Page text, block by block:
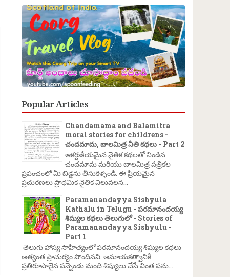
Popular Articles
Chandamama and Balamitra
moral stories for childrens -
చందమామ, బాలమిత్ర నీతి కథలు - Part 2
ఆకర్షణీయమైన నైతిక కథలతో నిండిన
చందమామ మరియు బాలమిత్ర పత్రికల
ప్రపంచంలో మీ బిడ్డను తీసుకెళ్ళండి. ఈ ప్రియమైన
ప్రచురణలు ప్రాథమిక నైతిక విలువలన...
Paramanandayya Sishyula
Kathalu in Telugu - పరమానందయ్య
శిష్యుల కథలు తెలుగులో - Stories of
Paramanandayya Sishyulu -
Part 1
తెలుగు హాస్య సాహిత్యంలో పరమానందయ్య శిష్యుల కథలు
అత్యంత ప్రాచుర్యం పొందినవి. అమాయకత్వానికి
ప్రతిరూపాలైన పన్నెండు మంది శిష్యులు చేసే వింత పను...